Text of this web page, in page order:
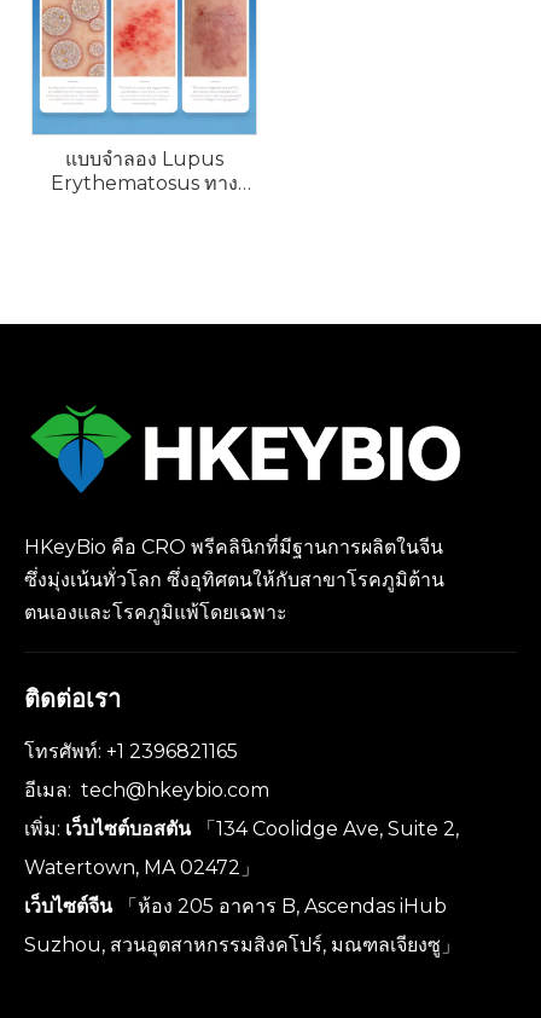
แบบจำลอง Lupus
Erythematosus ทาง
HKeyBio คือ CRO พรีคลินิกที่มีฐานการผลิตในจีน
ซึ่งมุ่งเน้นทั่วโลก ซึ่งอุทิศตนให้กับสาขาโรคภูมิต้าน
ตนเองและโรคภูมิแพ้โดยเฉพาะ
ติดต่อเรา
โทรศัพท์: +1 2396821165
อีเมล: tech@hkeybio.com
เพิ่ม: เว็บไซต์บอสตัน
「134 Coolidge Ave, Suite 2,
Watertown, MA 02472」
เว็บไซต์จีน
「ห้อง 205 อาคาร B, Ascendas iHub
Suzhou, สวนอุตสาหกรรมสิงคโปร์, มณฑลเจียงซู」